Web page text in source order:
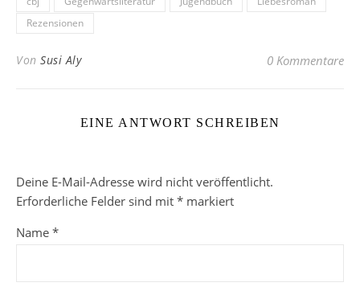
Rezensionen
Von Susi Aly 0 Kommentare
EINE ANTWORT SCHREIBEN
Deine E-Mail-Adresse wird nicht veröffentlicht.
Erforderliche Felder sind mit * markiert
Name *